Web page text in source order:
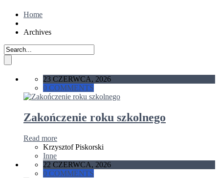
Home
Archives
23 CZERWCA, 2026
0 COMMENTS
Zakończenie roku szkolnego
Read more
Krzysztof Piskorski
Inne
22 CZERWCA, 2026
0 COMMENTS